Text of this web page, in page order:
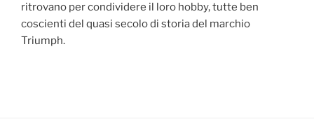
ritrovano per condividere il loro hobby, tutte ben
coscienti del quasi secolo di storia del marchio
Triumph.